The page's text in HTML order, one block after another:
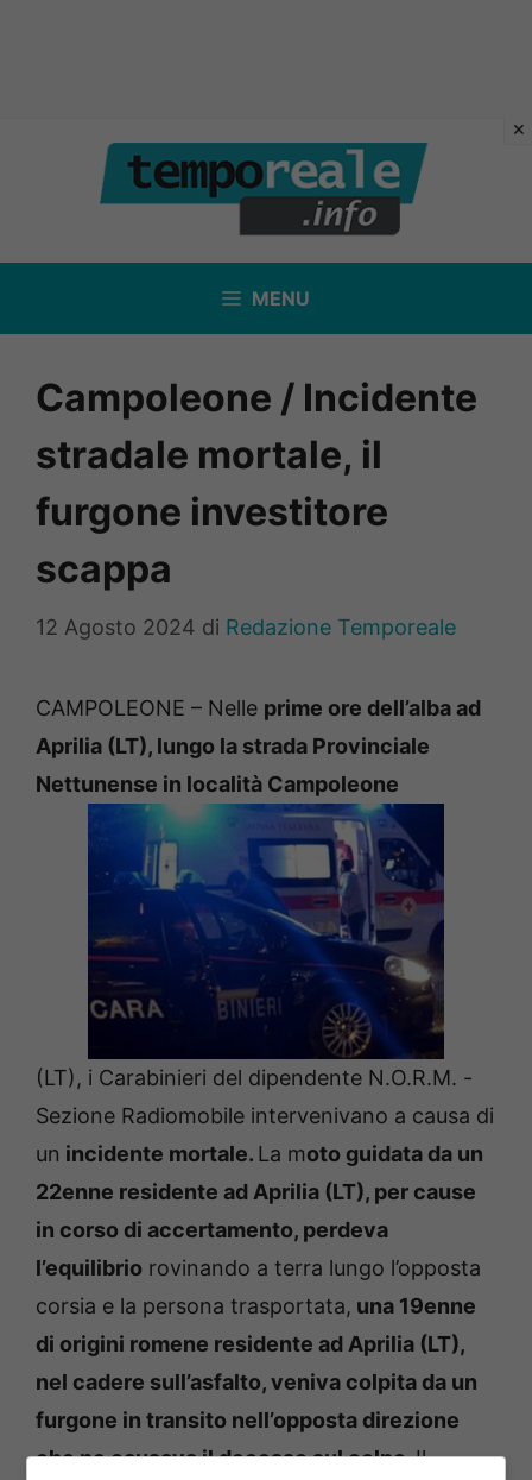
contenuto
MENU
Campoleone / Incidente
stradale mortale, il
furgone investitore
scappa
12 Agosto 2024 di Redazione Temporeale
CAMPOLEONE – Nelle prime ore dell’alba ad
Aprilia (LT), lungo la strada Provinciale
Nettunense in località Campoleone
(LT), i Carabinieri del dipendente N.O.R.M. -
Sezione Radiomobile intervenivano a causa di
un incidente mortale. La moto guidata da un
22enne residente ad Aprilia (LT), per cause
in corso di accertamento, perdeva
l’equilibrio rovinando a terra lungo l’opposta
corsia e la persona trasportata, una 19enne
di origini romene residente ad Aprilia (LT),
nel cadere sull’asfalto, veniva colpita da un
furgone in transito nell’opposta direzione
che ne causava il decesso sul colpo.Il